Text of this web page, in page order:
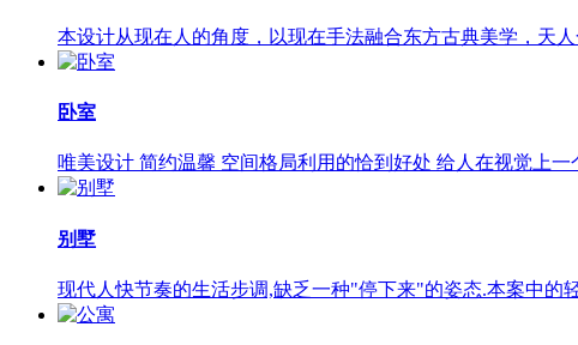
本设计从现在人的角度，以现在手法融合东方古典美学，天
卧室
唯美设计 简约温馨 空间格局利用的恰到好处 给人在视觉上
别墅
现代人快节奏的生活步调,缺乏一种"停下来"的姿态.本案中的